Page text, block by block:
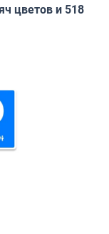
цветов и 518